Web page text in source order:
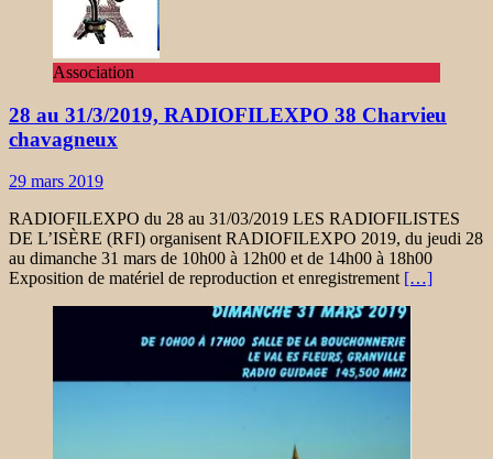
Association
28 au 31/3/2019, RADIOFILEXPO 38 Charvieu
chavagneux
29 mars 2019
RADIOFILEXPO du 28 au 31/03/2019 LES RADIOFILISTES
DE L’ISÈRE (RFI) organisent RADIOFILEXPO 2019, du jeudi 28
au dimanche 31 mars de 10h00 à 12h00 et de 14h00 à 18h00
Exposition de matériel de reproduction et enregistrement […]